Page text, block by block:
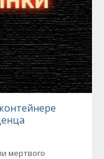
мертвого